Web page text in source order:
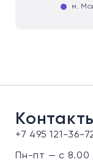
м.
+7 495 121-36-
Пн-пт — с 8.00